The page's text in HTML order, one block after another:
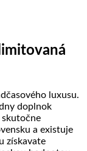
spracovanie
koženéktorý
RF
signál
luxusu.
doplnok
a existuje
získavate